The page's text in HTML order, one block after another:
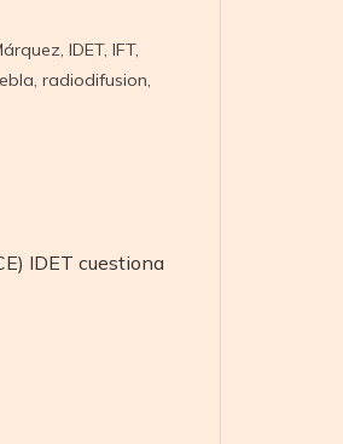
, IDET, IFT,
, radiodifusion,
IDET cuestiona